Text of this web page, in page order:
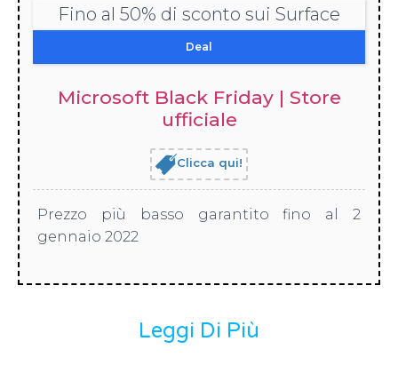
Fino al 50% di sconto sui Surface
Deal
Microsoft Black Friday | Store
ufficiale
Clicca qui!
Prezzo più basso garantito fino al 2
gennaio 2022
Leggi Di Più